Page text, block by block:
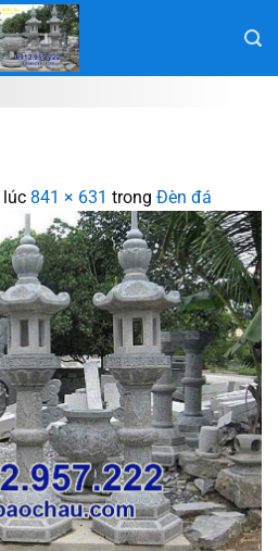
lúc 841 × 631 trong Đèn đá